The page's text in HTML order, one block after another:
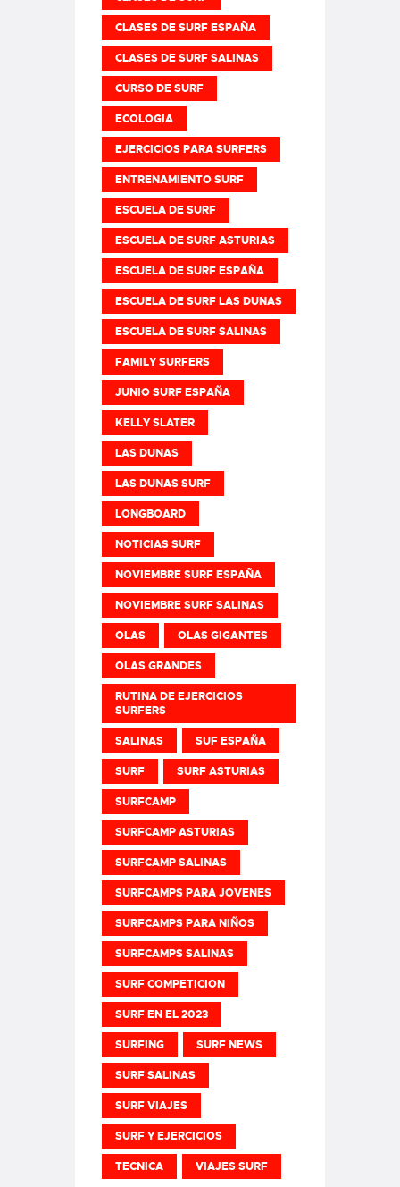
CLASES DE SURF ESPAÑA
CLASES DE SURF SALINAS
CURSO DE SURF
ECOLOGIA
EJERCICIOS PARA SURFERS
ENTRENAMIENTO SURF
ESCUELA DE SURF
ESCUELA DE SURF ASTURIAS
ESCUELA DE SURF ESPAÑA
ESCUELA DE SURF LAS DUNAS
ESCUELA DE SURF SALINAS
FAMILY SURFERS
JUNIO SURF ESPAÑA
KELLY SLATER
LAS DUNAS
LAS DUNAS SURF
LONGBOARD
NOTICIAS SURF
NOVIEMBRE SURF ESPAÑA
NOVIEMBRE SURF SALINAS
OLAS OLAS GIGANTES
OLAS GRANDES
RUTINA DE EJERCICIOS
SURFERS
SALINAS SUF ESPAÑA
SURF SURF ASTURIAS
SURFCAMP
SURFCAMP ASTURIAS
SURFCAMP SALINAS
SURFCAMPS PARA JOVENES
SURFCAMPS PARA NIÑOS
SURFCAMPS SALINAS
SURF COMPETICION
SURF EN EL 2023
SURFING SURF NEWS
SURF SALINAS
SURF VIAJES
SURF Y EJERCICIOS
TECNICA VIAJES SURF